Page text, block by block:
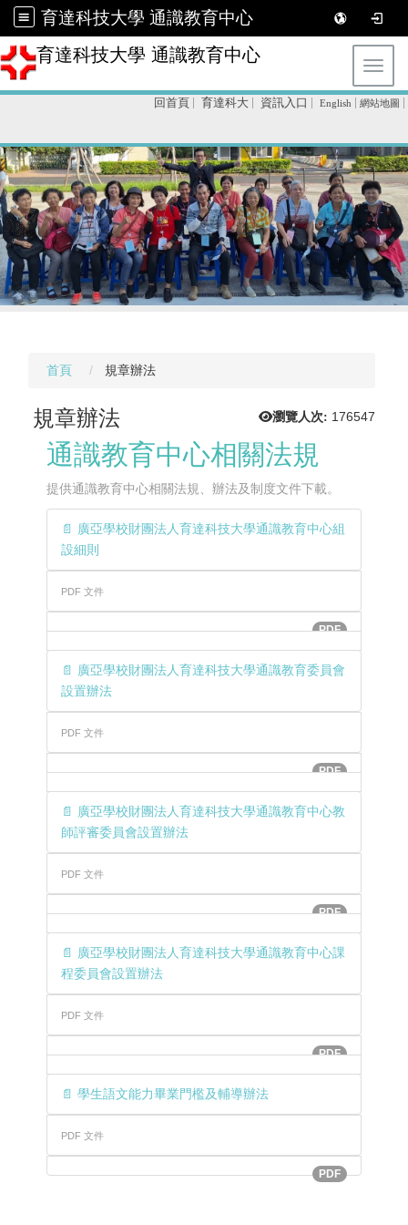
育達科技大學 通識教育中心
育達科技大學 通識教育中心
回首頁 育達科大 資訊入口 English 網站地圖
首頁 規章辦法
瀏覽人次: 176547
規章辦法
通識教育中心相關法規
提供通識教育中心相關法規、辦法及制度文件下載。
📄 廣亞學校財團法人育達科技大學通識教育中心組
設細則
PDF 文件
PDF
📄 廣亞學校財團法人育達科技大學通識教育委員會
設置辦法
PDF 文件
PDF
📄 廣亞學校財團法人育達科技大學通識教育中心教
師評審委員會設置辦法
PDF 文件
PDF
📄 廣亞學校財團法人育達科技大學通識教育中心課
程委員會設置辦法
PDF 文件
PDF
📄 學生語文能力畢業門檻及輔導辦法
PDF 文件
PDF